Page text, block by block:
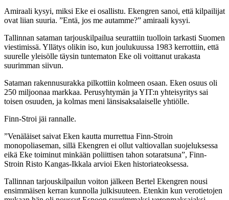
Amiraali kysyi, miksi Eke ei osallistu. Ekengren sanoi, että kilpailijat
ovat liian suuria. ”Entä, jos me autamme?” amiraali kysyi.
Tallinnan sataman tarjouskilpailua seurattiin tuolloin tarkasti Suomen
viestimissä. Yllätys olikin iso, kun joulukuussa 1983 kerrottiin, että
suurelle yleisölle täysin tuntematon Eke oli voittanut urakasta
suurimman siivun.
Sataman rakennusurakka pilkottiin kolmeen osaan. Eken osuus oli
250 miljoonaa markkaa. Perusyhtymän ja YIT:n yhteisyritys sai
toisen osuuden, ja kolmas meni länsisaksalaiselle yhtiölle.
Finn-Stroi jäi rannalle.
”Venäläiset saivat Eken kautta murrettua Finn-Stroin
monopoliaseman, sillä Ekengren ei ollut valtiovallan suojeluksessa
eikä Eke toiminut minkään poliittisen tahon sotaratsuna”, Finn-
Stroin Risto Kangas-Ikkala arvioi Eken historiateoksessa.
Tallinnan tarjouskilpailun voiton jälkeen Bertel Ekengren nousi
ensimmäisen kerran kunnolla julkisuuteen. Etenkin kun verotietojen